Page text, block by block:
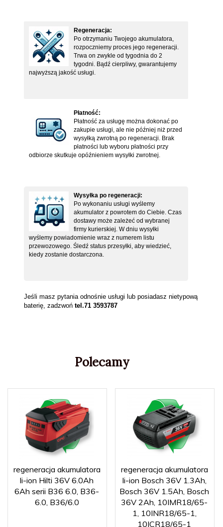
Regeneracja:
Po otrzymaniu Twojego akumulatora,
rozpoczniemy proces jego regeneracji.
Trwa on zwykle od tygodnia do 2
tygodni. Bądź cierpliwy, gwarantujemy
najwyższą jakość usługi.
Płatność:
Płatność za usługę można dokonać po
zakupie usługi, ale nie później niż przed
wysyłką zwrotną po regeneracji. Brak
płatności lub wyboru płatności przy
odbiorze skutkuje opóźnieniem wysyłki zwrotnej.
Wysyłka po regeneracji:
Po wykonaniu usługi wyślemy
akumulator z powrotem do Ciebie. Czas
dostawy może zależeć od wybranej
firmy kurierskiej. W dniu wysyłki
wyślemy powiadomienie wraz z numerem listu
przewozowego. Śledź status przesyłki, aby wiedzieć,
kiedy zostanie dostarczona.
Jeśli masz pytania odnośnie usługi lub posiadasz nietypową
baterię, zadzwoń tel.71 3593787
Polecamy
regeneracja akumulatora
li-ion Hilti 36V 6.0Ah
6Ah serii B36 6.0, B36-
6.0, B36/6.0
regeneracja akumulatora
li-ion Bosch 36V 1.3Ah,
Bosch 36V 1.5Ah, Bosch
36V 2Ah, 10IMR18/65-
1, 10INR18/65-1,
10ICR18/65-1